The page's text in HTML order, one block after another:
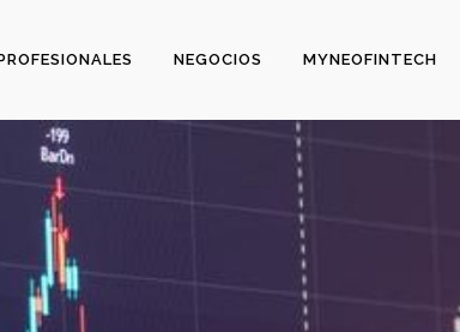
NEGOCIOS MYNEOFINTECH